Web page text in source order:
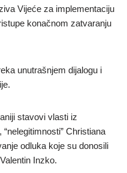
Vijeće za implementaciju
konačnom zatvaranju
unutrašnjem dijalogu i
stavovi vlasti iz
Christiana
odluka koje su donosili
Inzko.